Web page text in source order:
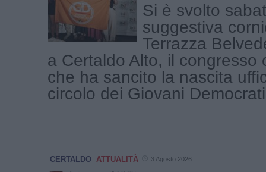
Si è svolto
suggestiva
Terrazza
a Certaldo Alto, il congresso
che ha sancito la nascita
circolo dei Giovani
CERTALDO ATTUALITÀ 3 Agosto 2026